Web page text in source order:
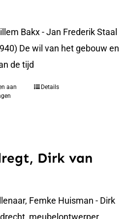
Bakx - Jan Frederik Staal
De wil van het gebouw en
de tijd
aan
Details
Dirk van
Femke Huisman - Dirk
meubelontwerper,